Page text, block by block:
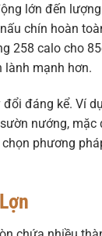
lớn đến
chín hoàn
258 calo cho
lành mạnh hơn.
đáng kể. Ví
nướng,
phương